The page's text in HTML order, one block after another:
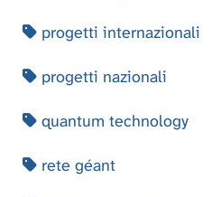
progetti internazionali
progetti nazionali
quantum technology
rete géant